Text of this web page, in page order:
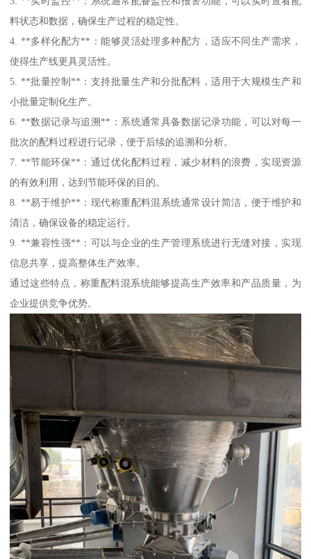
料状态和数据，确保生产过程的稳定性。
4. **多样化配方**：能够灵活处理多种配方，适应不同生产需求，
使得生产线更具灵活性。
5. **批量控制**：支持批量生产和分批配料，适用于大规模生产和
小批量定制化生产。
6. **数据记录与追溯**：系统通常具备数据记录功能，可以对每一
批次的配料过程进行记录，便于后续的追溯和分析。
7. **节能环保**：通过优化配料过程，减少材料的浪费，实现资源
的有效利用，达到节能环保的目的。
8. **易于维护**：现代称重配料混系统通常设计简洁，便于维护和
清洁，确保设备的稳定运行。
9. **兼容性强**：可以与企业的生产管理系统进行无缝对接，实现
信息共享，提高整体生产效率。
通过这些特点，称重配料混系统能够提高生产效率和产品质量，为
企业提供竞争优势。